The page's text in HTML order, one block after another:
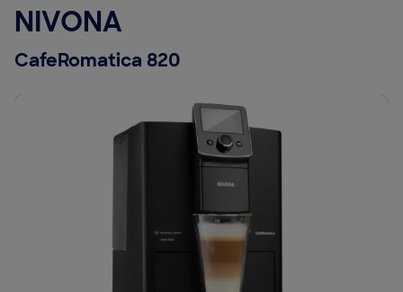
NIVONA
CafeRomatica 820